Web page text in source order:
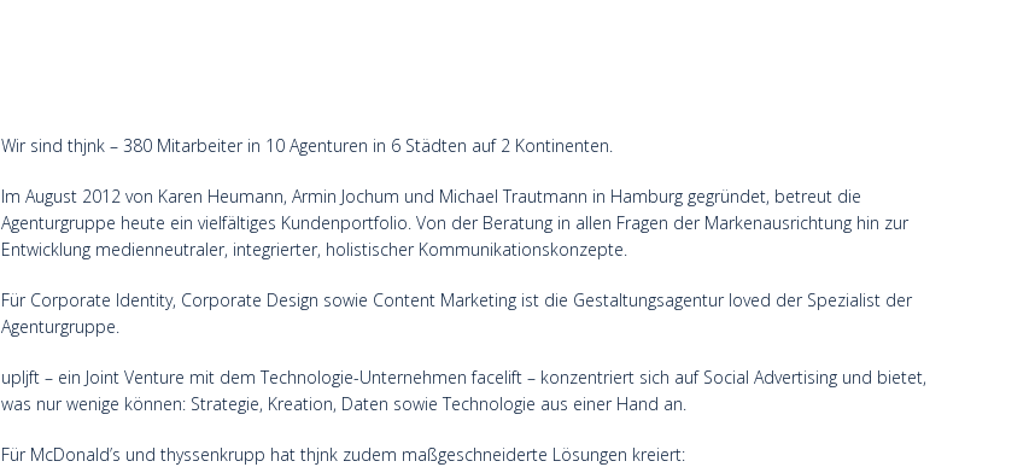
Wir sind thjnk – 380 Mitarbeiter in 10 Agenturen in 6 Städten auf 2 Kontinenten.
Im August 2012 von Karen Heumann, Armin Jochum und Michael Trautmann in Hamburg gegründet, betreut die
Agenturgruppe heute ein vielfältiges Kundenportfolio. Von der Beratung in allen Fragen der Markenausrichtung hin zur
Entwicklung medienneutraler, integrierter, holistischer Kommunikationskonzepte.
Für Corporate Identity, Corporate Design sowie Content Marketing ist die Gestaltungsagentur loved der Spezialist der
Agenturgruppe.
upljft – ein Joint Venture mit dem Technologie-Unternehmen facelift – konzentriert sich auf Social Advertising und bietet,
was nur wenige können: Strategie, Kreation, Daten sowie Technologie aus einer Hand an.
Für McDonald’s und thyssenkrupp hat thjnk zudem maßgeschneiderte Lösungen kreiert: